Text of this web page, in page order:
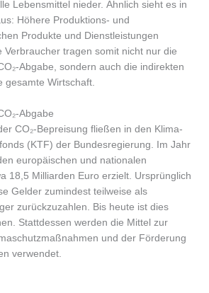
Lebensmittel nieder. Ähnlich sieht es in
Höhere Produktions- und
Produkte und Dienstleistungen
Verbraucher tragen somit nicht nur die
Abgabe, sondern auch die indirekten
gesamte Wirtschaft.
Abgabe
CO₂-Bepreisung fließen in den Klima-
(KTF) der Bundesregierung. Im Jahr
europäischen und nationalen
18,5 Milliarden Euro erzielt. Ursprünglich
Gelder zumindest teilweise als
zurückzuzahlen. Bis heute ist dies
Stattdessen werden die Mittel zur
und der Förderung
verwendet.